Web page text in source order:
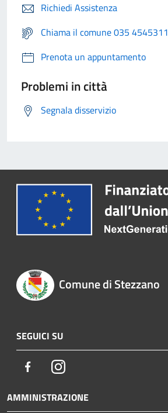
Richiedi Assistenza
Chiama il comune 035 4545311
Prenota un appuntamento
Problemi in città
Segnala disservizio
Comune di Stezzano
SEGUICI SU
FacebookInstagram
AMMINISTRAZIONE